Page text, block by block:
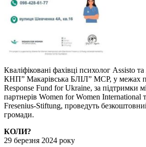
Кваліфіковані фахівці психолог Assisto та
КНП” Макарівська БЛІЛ” МСР, у межах
Response Fund for Ukraine, за підтримки
партнерів Women for Women International
Fresenius-Stiftung, проведуть
громади.
КОЛИ?
29 березня 2024 року